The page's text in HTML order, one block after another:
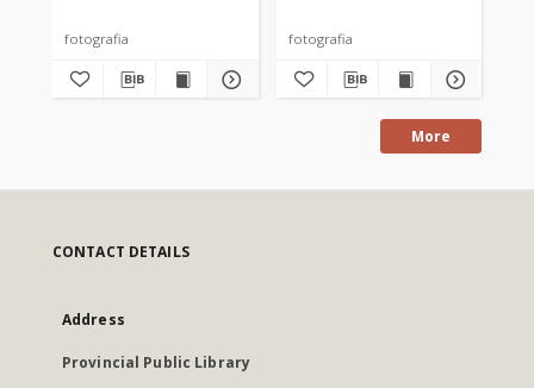
fotografia fotografia
More
CONTACT DETAILS
Address
Provincial Public Library